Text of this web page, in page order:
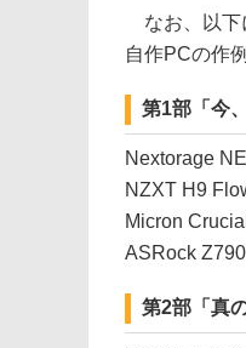
なお、以下
自作PCの作
第1部「今
Nextorage
NZXT H9
Micron
ASRock
第2部「真